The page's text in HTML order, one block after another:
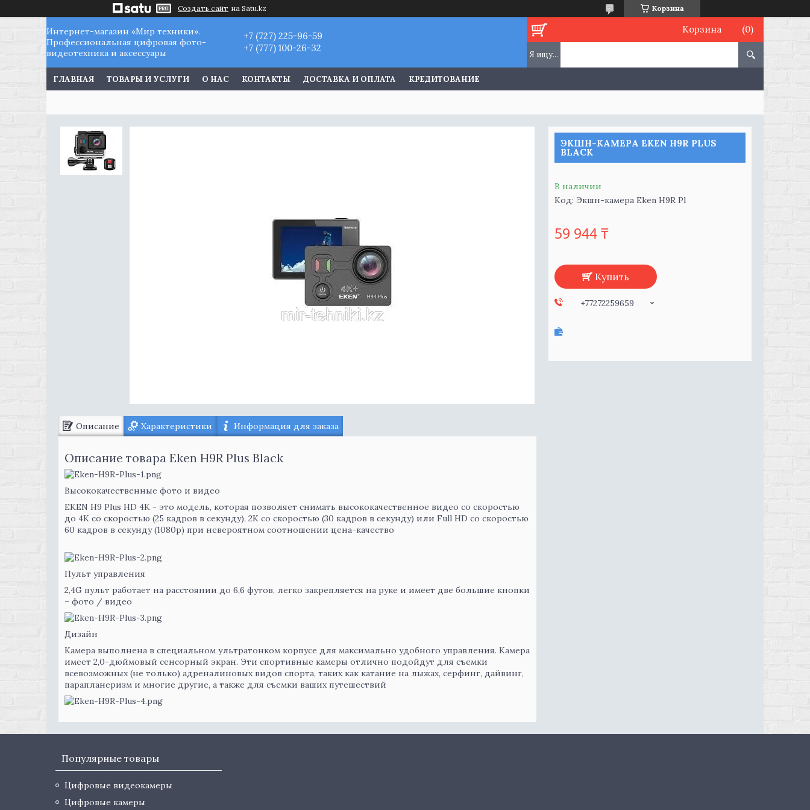
Создать сайт на Satu.kz Корзина
Интернет-магазин «Мир техники».
Профессиональная цифровая фото-
видеотехника и аксессуары
+7 (727) 225-96-59
+7 (777) 100-26-32
Корзина
ГЛАВНАЯ ТОВАРЫ И УСЛУГИ О НАС КОНТАКТЫ ДОСТАВКА И ОПЛАТА КРЕДИТОВАНИЕ
Описание Характеристики Информация для заказа
Описание товара Eken H9R Plus Black
Высококачественные фото и видео
EKEN H9 Plus HD 4K - это модель, которая позволяет снимать высококачественное видео со скоростью
до 4K со скоростью (25 кадров в секунду), 2K со скоростью (30 кадров в секунду) или Full HD со скоростью
60 кадров в секунду (1080p) при невероятном соотношении цена-качество
Пульт управления
2,4G пульт работает на расстоянии до 6,6 футов, легко закрепляется на руке и имеет две большие кнопки
– фото / видео
Дизайн
Камера выполнена в специальном ультратонком корпусе для максимально удобного управления. Камера
имеет 2,0-дюймовый сенсорный экран. Эти спортивные камеры отлично подойдут для съемки
всевозможных (не только) адреналиновых видов спорта, таких как катание на лыжах, серфинг, дайвинг,
парапланеризм и многие другие, а также для съемки ваших путешествий
ЭКШН-КАМЕРА EKEN H9R PLUS
BLACK
В наличии
Код: Экшн-камера Eken H9R Pl
59 944 ₸
Купить
+77272259659
Популярные товары
Цифровые видеокамеры
Цифровые камеры